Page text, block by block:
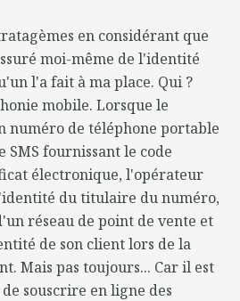
en considérant que
moi-même de l'identité
l'a fait à ma place. Qui ?
mobile. Lorsque le
numéro de téléphone portable
fournissant le code
électronique, l'opérateur
du titulaire du numéro,
réseau de point de vente et
de son client lors de la
Mais pas toujours... Car il est
souscrire en ligne des